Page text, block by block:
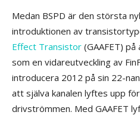
Medan BSPD är den största
introduktionen av
Effect Transistor (GAAFET)
som en vidareutveckling av
introducera 2012 på sin 22-
att själva kanalen lyftes upp
drivströmmen. Med GAAFET